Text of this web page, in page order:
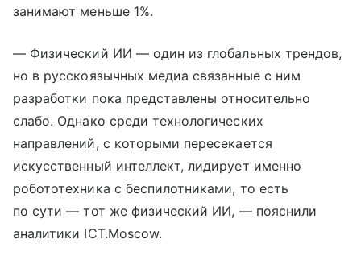
занимают меньше 1%.
— Физический ИИ — один из глобальных трендов,
но в русскоязычных медиа связанные с ним
разработки пока представлены относительно
слабо. Однако среди технологических
направлений, с которыми пересекается
искусственный интеллект, лидирует именно
робототехника с беспилотниками, то есть
по сути — тот же физический ИИ, — пояснили
аналитики ICT.Moscow.